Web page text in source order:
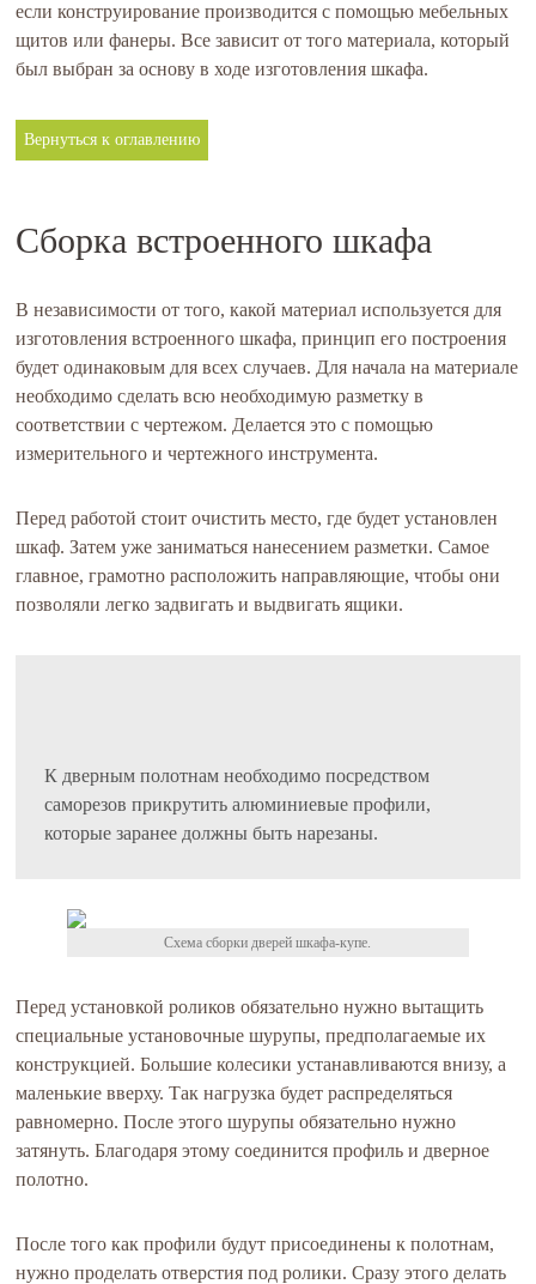
если конструирование производится с помощью мебельных
щитов или фанеры. Все зависит от того материала, который
был выбран за основу в ходе изготовления шкафа.
Вернуться к оглавлению
Сборка встроенного шкафа
В независимости от того, какой материал используется для
изготовления встроенного шкафа, принцип его построения
будет одинаковым для всех случаев. Для начала на материале
необходимо сделать всю необходимую разметку в
соответствии с чертежом. Делается это с помощью
измерительного и чертежного инструмента.
Перед работой стоит очистить место, где будет установлен
шкаф. Затем уже заниматься нанесением разметки. Самое
главное, грамотно расположить направляющие, чтобы они
позволяли легко задвигать и выдвигать ящики.
К дверным полотнам необходимо посредством
саморезов прикрутить алюминиевые профили,
которые заранее должны быть нарезаны.
Схема сборки дверей шкафа-купе.
Перед установкой роликов обязательно нужно вытащить
специальные установочные шурупы, предполагаемые их
конструкцией. Большие колесики устанавливаются внизу, а
маленькие вверху. Так нагрузка будет распределяться
равномерно. После этого шурупы обязательно нужно
затянуть. Благодаря этому соединится профиль и дверное
полотно.
После того как профили будут присоединены к полотнам,
нужно проделать отверстия под ролики. Сразу этого делать